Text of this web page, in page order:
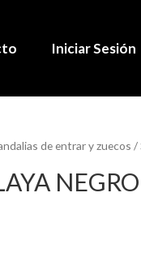
Iniciar Sesión
de entrar y zuecos /
NEGRO